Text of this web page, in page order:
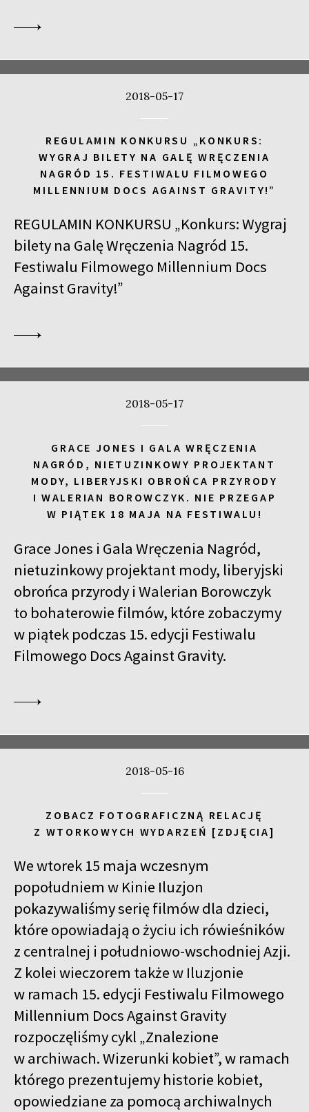
2018-05-17
REGULAMIN KONKURSU „KONKURS:
WYGRAJ BILETY NA GALĘ WRĘCZENIA
NAGRÓD 15. FESTIWALU FILMOWEGO
MILLENNIUM DOCS AGAINST GRAVITY!”
REGULAMIN KONKURSU „Konkurs: Wygraj
bilety na Galę Wręczenia Nagród 15.
Festiwalu Filmowego Millennium Docs
Against Gravity!”
2018-05-17
GRACE JONES I GALA WRĘCZENIA
NAGRÓD, NIETUZINKOWY PROJEKTANT
MODY, LIBERYJSKI OBROŃCA PRZYRODY
I WALERIAN BOROWCZYK. NIE PRZEGAP
W PIĄTEK 18 MAJA NA FESTIWALU!
Grace Jones i Gala Wręczenia Nagród,
nietuzinkowy projektant mody, liberyjski
obrońca przyrody i Walerian Borowczyk
to bohaterowie filmów, które zobaczymy
w piątek podczas 15. edycji Festiwalu
Filmowego Docs Against Gravity.
2018-05-16
ZOBACZ FOTOGRAFICZNĄ RELACJĘ
Z WTORKOWYCH WYDARZEŃ [ZDJĘCIA]
We wtorek 15 maja wczesnym
popołudniem w Kinie Iluzjon
pokazywaliśmy serię filmów dla dzieci,
które opowiadają o życiu ich rówieśników
z centralnej i południowo-wschodniej Azji.
Z kolei wieczorem także w Iluzjonie
w ramach 15. edycji Festiwalu Filmowego
Millennium Docs Against Gravity
rozpoczęliśmy cykl „Znalezione
w archiwach. Wizerunki kobiet”, w ramach
którego prezentujemy historie kobiet,
opowiedziane za pomocą archiwalnych